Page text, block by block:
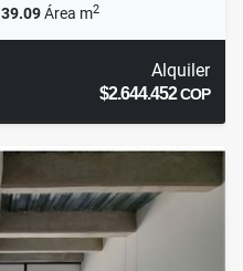
39.09Área m2
Alquiler
$2.644.452COP